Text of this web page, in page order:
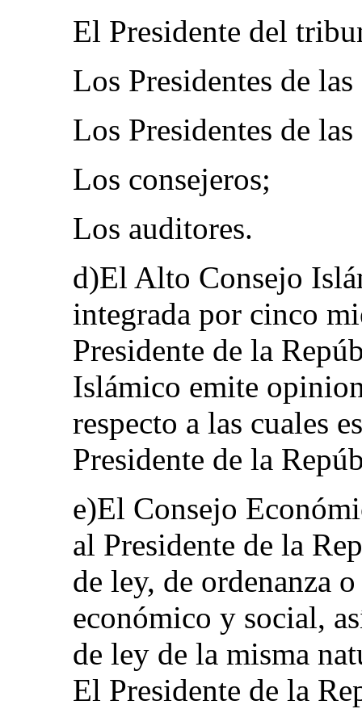
El Presidente del
Los Presidentes de las
Los Presidentes de
Los consejeros;
Los auditores.
d)El Alto Consejo
integrada por cinco
Presidente de la
Islámico emite
respecto a las cuales
Presidente de la
e)El Consejo
al Presidente de la
de ley, de ordenanza
económico y social,
de ley de la misma
El Presidente de la